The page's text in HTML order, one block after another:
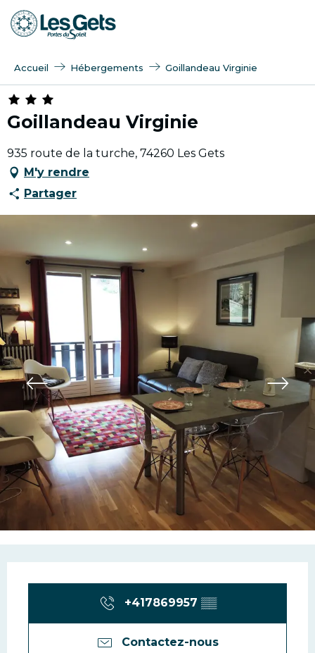
Aller
au
Accueil Hébergements Goillandeau Virginie
Goillandeau Virginie
935 route de la turche, 74260 Les Gets
M'y rendre
Partager
Ouverture et
+417869957 ▒▒
Contactez-nous